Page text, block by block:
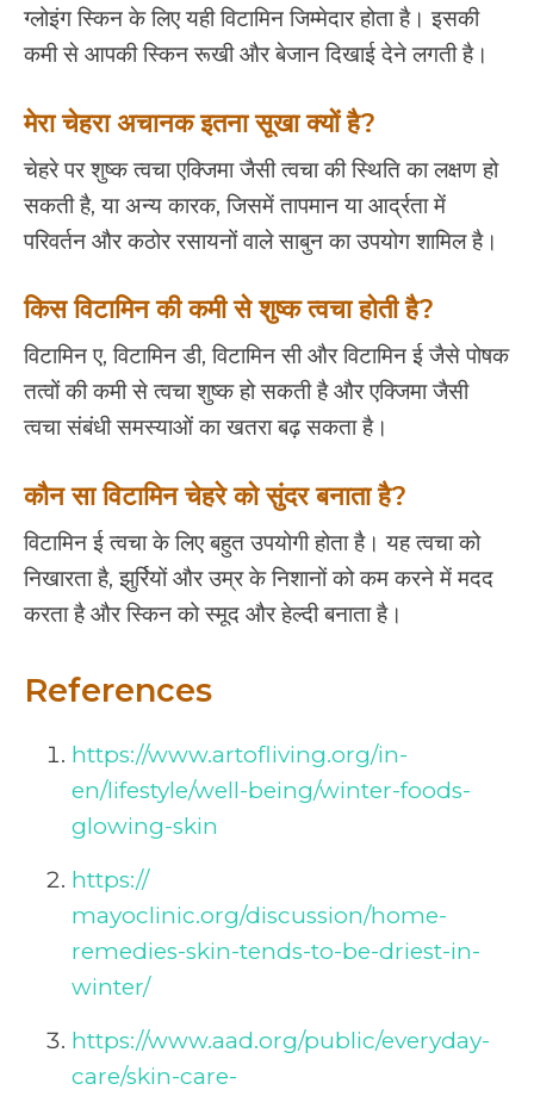
ग्लोइंग स्किन के लिए यही विटामिन जिम्मेदार होता है। इसकी
कमी से आपकी स्किन रूखी और बेजान दिखाई देने लगती है।
मेरा चेहरा अचानक इतना सूखा क्यों है?
चेहरे पर शुष्क त्वचा एक्जिमा जैसी त्वचा की स्थिति का लक्षण हो
सकती है, या अन्य कारक, जिसमें तापमान या आर्द्रता में
परिवर्तन और कठोर रसायनों वाले साबुन का उपयोग शामिल है।
किस विटामिन की कमी से शुष्क त्वचा होती है?
विटामिन ए, विटामिन डी, विटामिन सी और विटामिन ई जैसे पोषक
तत्वों की कमी से त्वचा शुष्क हो सकती है और एक्जिमा जैसी
त्वचा संबंधी समस्याओं का खतरा बढ़ सकता है।
कौन सा विटामिन चेहरे को सुंदर बनाता है?
विटामिन ई त्‍वचा के लिए बहुत उपयोगी होता है। यह त्‍वचा को
निखारता है, झुर्रियों और उम्र के निशानों को कम करने में मदद
करता है और स्‍किन को स्‍मूद और हेल्‍दी बनाता है।
References
https://www.artofliving.org/in-
en/lifestyle/well-being/winter-foods-
glowing-skin
https://
mayoclinic.org/discussion/home-
remedies-skin-tends-to-be-driest-in-
winter/
https://www.aad.org/public/everyday-
care/skin-care-